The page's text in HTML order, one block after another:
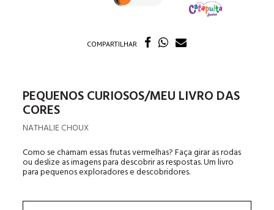
COMPARTILHAR
PEQUENOS CURIOSOS/MEU LIVRO DAS
CORES
NATHALIE CHOUX
Como se chamam essas frutas vermelhas? Faça girar as rodas
ou deslize as imagens para descobrir as respostas. Um livro
para pequenos exploradores e descobridores.